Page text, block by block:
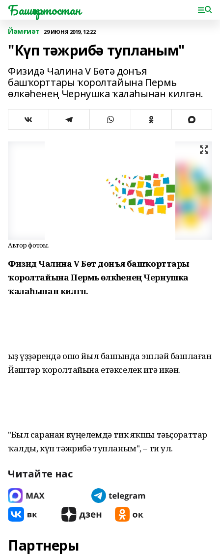
Башҡортостан
Йәмғиәт 29 ИЮНЯ 2019, 12:22
"Күп тәжрибә тупланым"
Физидә Чалина V Бөтә донъя
башҡорттары ҡоролтайына Пермь
өлкәһенең Чернушка ҡалаһынан килгән.
Автор фотоһы.
Физидә Чалина V Бөтә донъя башҡорттары
ҡоролтайына Пермь өлкәһенең Чернушка
ҡалаһынан килгән.
Ҡыҙ үҙҙәрендә ошо йыл башында эшләй башлаған
Йәштәр ҡоролтайына етәкселек итә икән.
"Был саранан күңелемдә тик яҡшы тәьҫораттар
ҡалды, күп тәжрибә тупланым", – ти ул.
Читайте нас
Партнеры